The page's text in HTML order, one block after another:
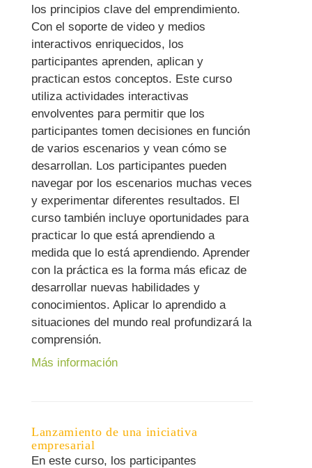
los principios clave del emprendimiento.
Con el soporte de video y medios
interactivos enriquecidos, los
participantes aprenden, aplican y
practican estos conceptos. Este curso
utiliza actividades interactivas
envolventes para permitir que los
participantes tomen decisiones en función
de varios escenarios y vean cómo se
desarrollan. Los participantes pueden
navegar por los escenarios muchas veces
y experimentar diferentes resultados. El
curso también incluye oportunidades para
practicar lo que está aprendiendo a
medida que lo está aprendiendo. Aprender
con la práctica es la forma más eficaz de
desarrollar nuevas habilidades y
conocimientos. Aplicar lo aprendido a
situaciones del mundo real profundizará la
comprensión.
Más información
Lanzamiento de una iniciativa
empresarial
En este curso, los participantes